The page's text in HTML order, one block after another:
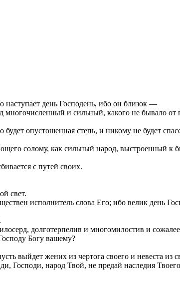
наступает день Господень, ибо он близок —
и сильный, какого не бывало от
опустошенная степь, и никому не будет
солому, как сильный народ, выстроенный к
с путей своих.
свет.
исполнитель слова Его; ибо велик день
долготерпелив и многомилостив и
Богу вашему?
выйдет жених из чертога своего и невеста из
народ Твой, не предай наследия